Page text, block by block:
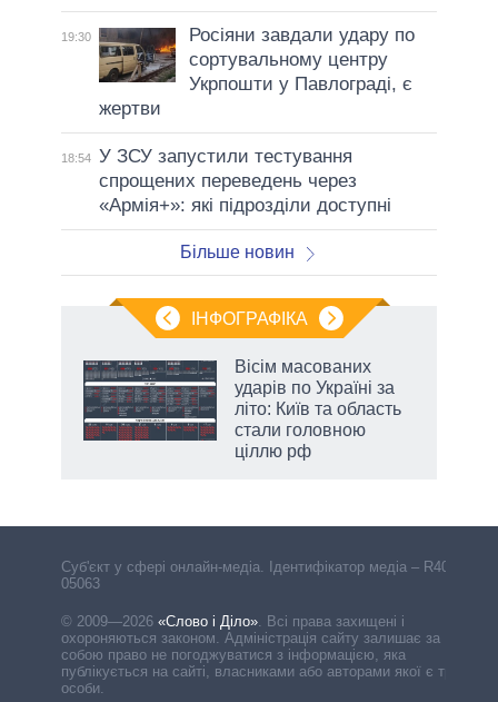
19:30
Росіяни завдали удару по
сортувальному центру
Укрпошти у Павлограді, є
жертви
18:54 У ЗСУ запустили тестування
спрощених переведень через
«Армія+»: які підрозділи доступні
Більше новин
ІНФОГРАФІКА
Вісім масованих
ударів по Україні за
літо: Київ та область
стали головною
ціллю рф
Cуб'єкт у сфері онлайн-медіа. Ідентифікатор медіа – R40-
05063
© 2009—2026 «Слово і Діло». Всі права захищені і
охороняються законом. Адміністрація сайту залишає за
собою право не погоджуватися з інформацією, яка
публікується на сайті, власниками або авторами якої є треті
особи.